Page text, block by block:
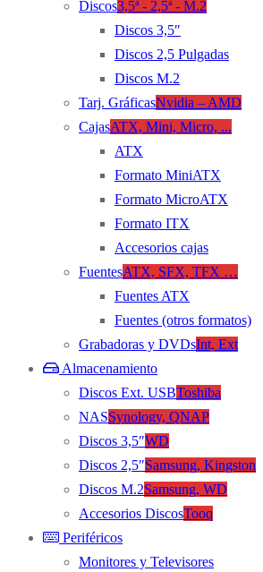
Discos3,5ª - 2,5ª - M.2
Discos 3,5″
Discos 2,5 Pulgadas
Discos M.2
Tarj. GráficasNvidia – AMD
CajasATX, Mini, Micro, ...
ATX
Formato MiniATX
Formato MicroATX
Formato ITX
Accesorios cajas
FuentesATX, SFX, TFX …
Fuentes ATX
Fuentes (otros formatos)
Grabadoras y DVDsInt, Ext
Almacenamiento
Discos Ext. USBToshiba
NASSynology, QNAP
Discos 3,5″WD
Discos 2,5″Samsung, Kingston
Discos M.2Samsung, WD
Accesorios DiscosTooq
Periféricos
Monitores y Televisores